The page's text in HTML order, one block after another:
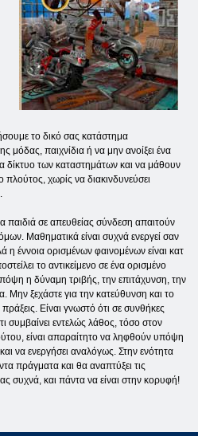
το δικό σας κατάστημα
μόδας, παιχνίδια ή να μην ανοίξει ένα
δίκτυο των καταστημάτων και να μάθουν
πλούτος, χωρίς να διακινδυνεύσει
παιδιά σε απευθείας σύνδεση απαιτούν
Μαθηματικά είναι συχνά ενεργεί σαν
η έννοια ορισμένων φαινομένων είναι κατ
το αντικείμενο σε ένα ορισμένο
η δύναμη τριβής, την επιτάχυνση, την
Μην ξεχάστε για την κατεύθυνση και το
Είναι γνωστό ότι σε συνθήκες
συμβαίνει εντελώς λάθος, τόσο στον
είναι απαραίτητο να ληφθούν υπόψη
να ενεργήσει αναλόγως. Στην ενότητα
πράγματα και θα αναπτύξει τις
συχνά, και πάντα να είναι στην κορυφή!